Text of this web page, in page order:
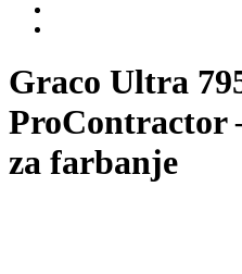
Graco Ultra
ProContractor
za farbanje